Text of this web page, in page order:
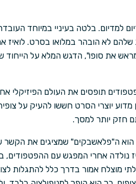
למדיום. בלטה בעיניי במיוחד
לא הובהר במלואו בסרט. לואיז
את סופו", הדגש המלא על
תופסים את העולם הפיזיקלי
יוצרי הסרט חששו להעיק על
חזק יותר למסך.
הוא ה"פלאשבקים" שמציגים את הקשר
נולדה אחרי המפגש עם ההפטפודים,
מוצלח אמור בדרך כלל להתגלות